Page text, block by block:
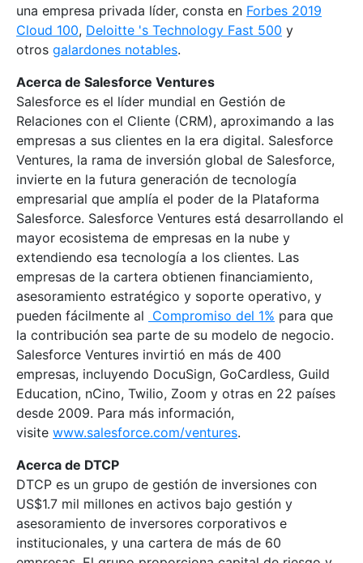
una empresa privada líder, consta en Forbes 2019
Cloud 100, Deloitte 's Technology Fast 500 y
otros galardones notables.
Acerca de Salesforce Ventures
Salesforce es el líder mundial en Gestión de
Relaciones con el Cliente (CRM), aproximando a las
empresas a sus clientes en la era digital. Salesforce
Ventures, la rama de inversión global de Salesforce,
invierte en la futura generación de tecnología
empresarial que amplía el poder de la Plataforma
Salesforce. Salesforce Ventures está desarrollando el
mayor ecosistema de empresas en la nube y
extendiendo esa tecnología a los clientes. Las
empresas de la cartera obtienen financiamiento,
asesoramiento estratégico y soporte operativo, y
pueden fácilmente al Compromiso del 1% para que
la contribución sea parte de su modelo de negocio.
Salesforce Ventures invirtió en más de 400
empresas, incluyendo DocuSign, GoCardless, Guild
Education, nCino, Twilio, Zoom y otras en 22 países
desde 2009. Para más información,
visite www.salesforce.com/ventures.
Acerca de DTCP
DTCP es un grupo de gestión de inversiones con
US$1.7 mil millones en activos bajo gestión y
asesoramiento de inversores corporativos e
institucionales, y una cartera de más de 60